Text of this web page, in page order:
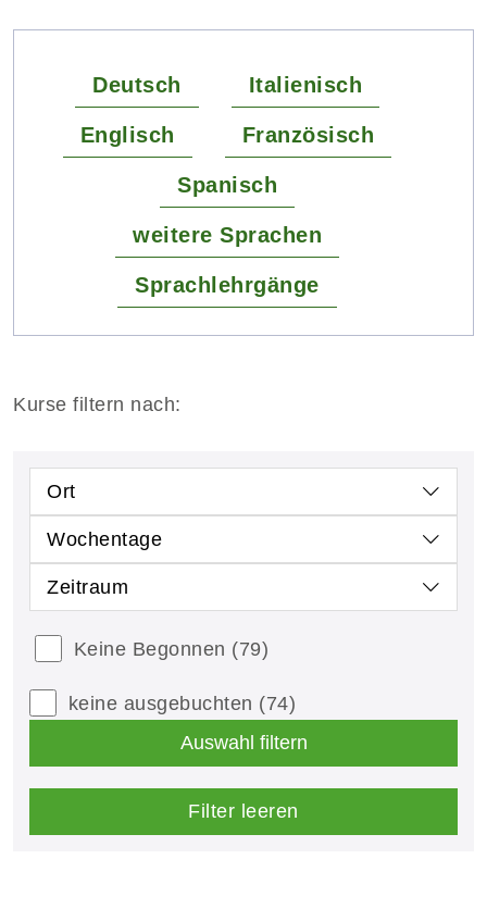
Deutsch Italienisch
Englisch Französisch
Spanisch
weitere Sprachen
Sprachlehrgänge
Kurse filtern nach:
Ort
Wochentage
Zeitraum
Keine Begonnen (79)
keine ausgebuchten (74)
Auswahl filtern
Filter leeren